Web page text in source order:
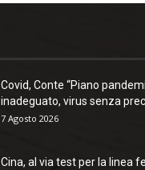
Covid, Conte “Piano
inadeguato, virus senza
7 Agosto 2026
Cina, al via test per la linea